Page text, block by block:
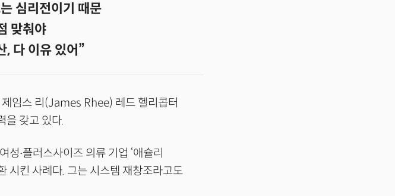
심리전이기 때문
맞춰야
, 다 이유 있어”
임스 리(James Rhee) 레드 헬리콥터
을 갖고 있다.
성∙플러스사이즈 의류 기업 ‘애슐리
시킨 사례다. 그는 시스템 재창조라고도